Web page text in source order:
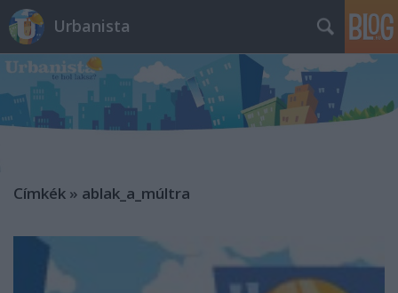
Urbanista
Címkék » ablak_a_múltra